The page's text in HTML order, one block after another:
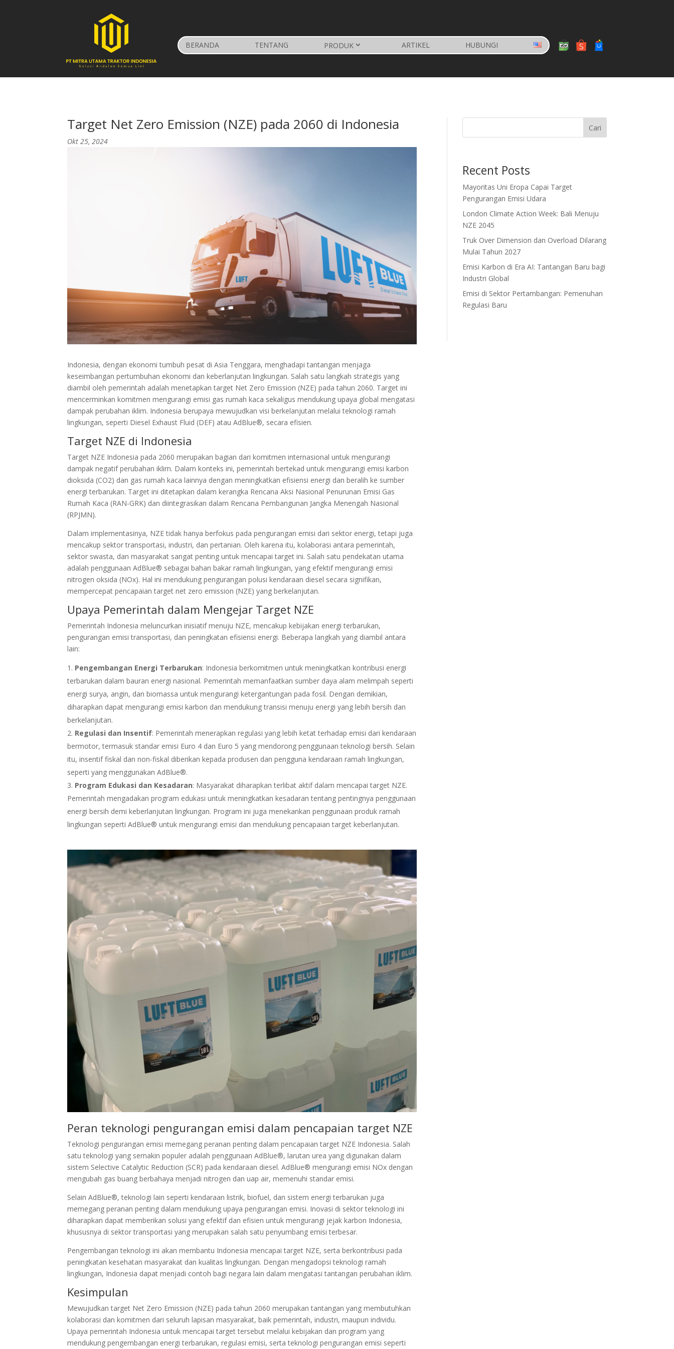
BERANDA TENTANG PRODUK ARTIKEL HUBUNGI
Target Net Zero Emission (NZE) pada 2060 di Indonesia
Okt 25, 2024
Indonesia, dengan ekonomi tumbuh pesat di Asia Tenggara, menghadapi tantangan menjaga
keseimbangan pertumbuhan ekonomi dan keberlanjutan lingkungan. Salah satu langkah strategis yang
diambil oleh pemerintah adalah menetapkan target Net Zero Emission (NZE) pada tahun 2060. Target ini
mencerminkan komitmen mengurangi emisi gas rumah kaca sekaligus mendukung upaya global mengatasi
dampak perubahan iklim. Indonesia berupaya mewujudkan visi berkelanjutan melalui teknologi ramah
lingkungan, seperti Diesel Exhaust Fluid (DEF) atau AdBlue®, secara efisien.
Target NZE di Indonesia
Target NZE Indonesia pada 2060 merupakan bagian dari komitmen internasional untuk mengurangi
dampak negatif perubahan iklim. Dalam konteks ini, pemerintah bertekad untuk mengurangi emisi karbon
dioksida (CO2) dan gas rumah kaca lainnya dengan meningkatkan efisiensi energi dan beralih ke sumber
energi terbarukan. Target ini ditetapkan dalam kerangka Rencana Aksi Nasional Penurunan Emisi Gas
Rumah Kaca (RAN-GRK) dan diintegrasikan dalam Rencana Pembangunan Jangka Menengah Nasional
(RPJMN).
Dalam implementasinya, NZE tidak hanya berfokus pada pengurangan emisi dari sektor energi, tetapi juga
mencakup sektor transportasi, industri, dan pertanian. Oleh karena itu, kolaborasi antara pemerintah,
sektor swasta, dan masyarakat sangat penting untuk mencapai target ini. Salah satu pendekatan utama
adalah penggunaan AdBlue® sebagai bahan bakar ramah lingkungan, yang efektif mengurangi emisi
nitrogen oksida (NOx). Hal ini mendukung pengurangan polusi kendaraan diesel secara signifikan,
mempercepat pencapaian target net zero emission (NZE) yang berkelanjutan.
Upaya Pemerintah dalam Mengejar Target NZE
Pemerintah Indonesia meluncurkan inisiatif menuju NZE, mencakup kebijakan energi terbarukan,
pengurangan emisi transportasi, dan peningkatan efisiensi energi. Beberapa langkah yang diambil antara
lain:
Pengembangan Energi Terbarukan: Indonesia berkomitmen untuk meningkatkan kontribusi energi
terbarukan dalam bauran energi nasional. Pemerintah memanfaatkan sumber daya alam melimpah seperti
energi surya, angin, dan biomassa untuk mengurangi ketergantungan pada fosil. Dengan demikian,
diharapkan dapat mengurangi emisi karbon dan mendukung transisi menuju energi yang lebih bersih dan
berkelanjutan.
Regulasi dan Insentif: Pemerintah menerapkan regulasi yang lebih ketat terhadap emisi dari kendaraan
bermotor, termasuk standar emisi Euro 4 dan Euro 5 yang mendorong penggunaan teknologi bersih. Selain
itu, insentif fiskal dan non-fiskal diberikan kepada produsen dan pengguna kendaraan ramah lingkungan,
seperti yang menggunakan AdBlue®.
Program Edukasi dan Kesadaran: Masyarakat diharapkan terlibat aktif dalam mencapai target NZE.
Pemerintah mengadakan program edukasi untuk meningkatkan kesadaran tentang pentingnya penggunaan
energi bersih demi keberlanjutan lingkungan. Program ini juga menekankan penggunaan produk ramah
lingkungan seperti AdBlue® untuk mengurangi emisi dan mendukung pencapaian target keberlanjutan.
Peran teknologi pengurangan emisi dalam pencapaian target NZE
Teknologi pengurangan emisi memegang peranan penting dalam pencapaian target NZE Indonesia. Salah
satu teknologi yang semakin populer adalah penggunaan AdBlue®, larutan urea yang digunakan dalam
sistem Selective Catalytic Reduction (SCR) pada kendaraan diesel. AdBlue® mengurangi emisi NOx dengan
mengubah gas buang berbahaya menjadi nitrogen dan uap air, memenuhi standar emisi.
Selain AdBlue®, teknologi lain seperti kendaraan listrik, biofuel, dan sistem energi terbarukan juga
memegang peranan penting dalam mendukung upaya pengurangan emisi. Inovasi di sektor teknologi ini
diharapkan dapat memberikan solusi yang efektif dan efisien untuk mengurangi jejak karbon Indonesia,
khususnya di sektor transportasi yang merupakan salah satu penyumbang emisi terbesar.
Pengembangan teknologi ini akan membantu Indonesia mencapai target NZE, serta berkontribusi pada
peningkatan kesehatan masyarakat dan kualitas lingkungan. Dengan mengadopsi teknologi ramah
lingkungan, Indonesia dapat menjadi contoh bagi negara lain dalam mengatasi tantangan perubahan iklim.
Kesimpulan
Mewujudkan target Net Zero Emission (NZE) pada tahun 2060 merupakan tantangan yang membutuhkan
kolaborasi dan komitmen dari seluruh lapisan masyarakat, baik pemerintah, industri, maupun individu.
Upaya pemerintah Indonesia untuk mencapai target tersebut melalui kebijakan dan program yang
mendukung pengembangan energi terbarukan, regulasi emisi, serta teknologi pengurangan emisi seperti
Cari
Recent Posts
Mayoritas Uni Eropa Capai Target
Pengurangan Emisi Udara
London Climate Action Week: Bali Menuju
NZE 2045
Truk Over Dimension dan Overload Dilarang
Mulai Tahun 2027
Emisi Karbon di Era AI: Tantangan Baru bagi
Industri Global
Emisi di Sektor Pertambangan: Pemenuhan
Regulasi Baru